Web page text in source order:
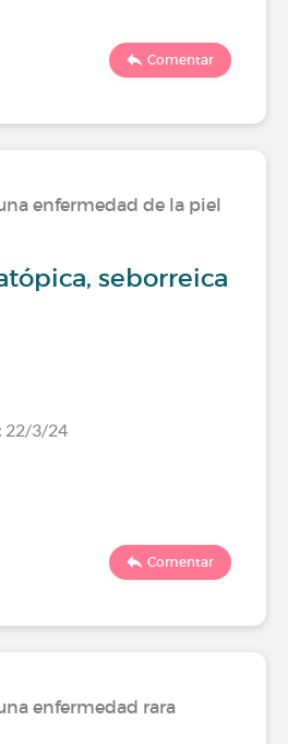
Comentar
enfermedad de la piel
seborreica
22/3/24
Comentar
enfermedad rara